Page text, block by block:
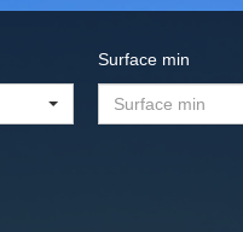
Surface min